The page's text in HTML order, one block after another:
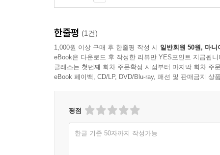
한줄평 (1건)
1,000원 이상 구매 후 한줄평 작성 시 일반회원 50원, 마니
eBook은 다운로드 후 작성한 리뷰만 YES포인트 지급됩니
클래스는 첫번째 회차 주문확정 시점부터 마지막 회차 주
eBook 페이백, CD/LP, DVD/Blu-ray, 패션 및 판매금지 상
평점
한글 기준 50자까지 작성가능